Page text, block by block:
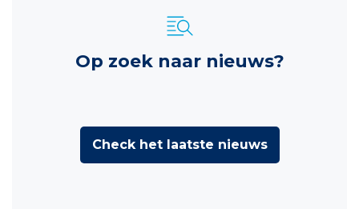
Op zoek naar nieuws?
Check het laatste nieuws